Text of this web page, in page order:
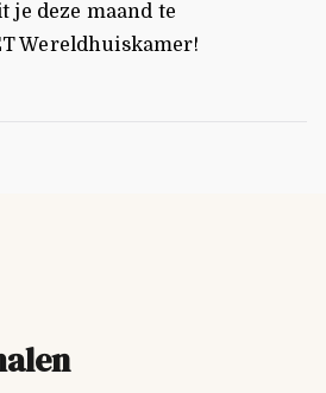
je deze maand te
Wereldhuiskamer!